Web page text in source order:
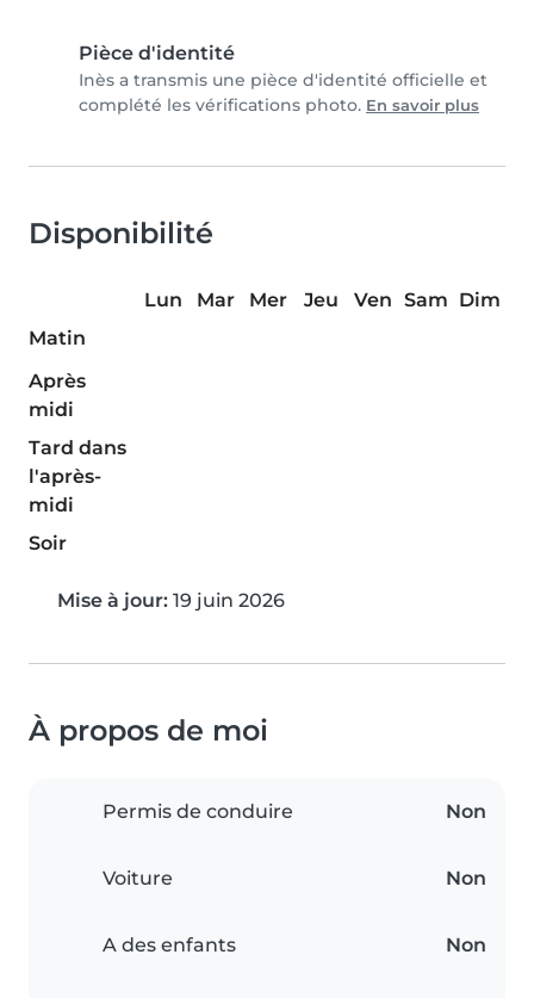
Pièce d'identité
Inès a transmis une pièce d'identité officielle et
complété les vérifications photo. En savoir plus
Disponibilité
Lun Mar Mer Jeu Ven Sam Dim
Matin
Après
midi
Tard dans
l'après-
midi
Soir
Mise à jour: 19 juin 2026
À propos de moi
Permis de conduire Non
Voiture Non
A des enfants Non